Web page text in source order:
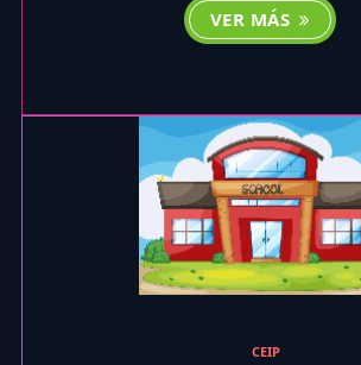
VER MÁS
CEIP